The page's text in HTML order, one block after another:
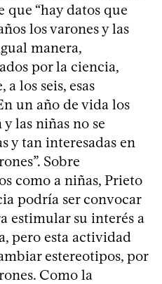
“hay datos que
los varones y las
manera,
por la ciencia,
los seis, esas
un año de vida los
las niñas no se
y tan interesadas en
Sobre
como a niñas, Prieto
podría ser convocar
estimular su interés a
pero esta actividad
estereotipos, por
Como la